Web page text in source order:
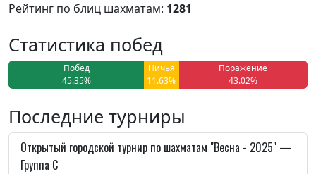
Рейтинг по блиц шахматам: 1281
Статистика побед
Побед
45.35%
Ничья
11.63%
Поражение
43.02%
Последние турниры
Открытый городской турнир по шахматам "Весна - 2025" —
Группа C